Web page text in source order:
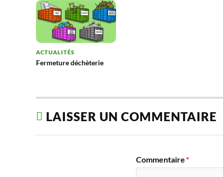
ACTUALITÉS
Fermeture déchèterie
LAISSER UN COMMENTAIRE
Commentaire*